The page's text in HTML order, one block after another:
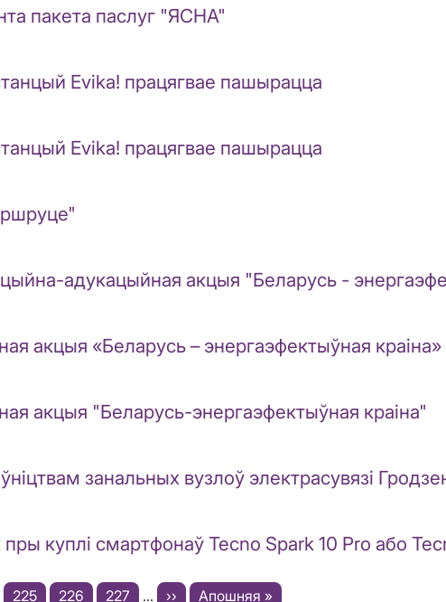
пакета паслуг "ЯСНА"
Evika! працягвае пашырацца
Evika! працягвае пашырацца
адукацыйная акцыя "Беларусь -
акцыя «Беларусь – энергаэфектыўная краіна»
акцыя "Беларусь-энергаэфектыўная краіна"
занальных вузлоў электрасувязі
куплі смартфонаў Tecno Spark 10 Pro або
Старонка
225 Старонка
226 Старонка
227 …
Next
››
Last
Апошняя »